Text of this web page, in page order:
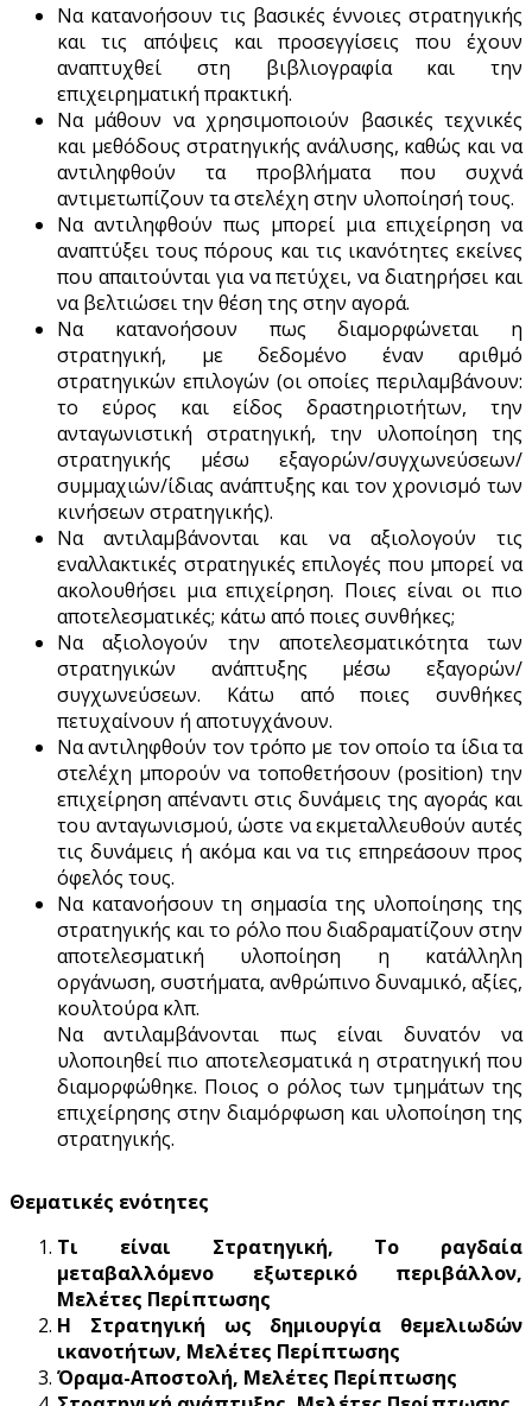
Να κατανοήσουν τις βασικές έννοιες στρατηγικής
και τις απόψεις και προσεγγίσεις που έχουν
αναπτυχθεί στη βιβλιογραφία και την
επιχειρηματική πρακτική.
Να μάθουν να χρησιμοποιούν βασικές τεχνικές
και μεθόδους στρατηγικής ανάλυσης, καθώς και να
αντιληφθούν τα προβλήματα που συχνά
αντιμετωπίζουν τα στελέχη στην υλοποίησή τους.
Να αντιληφθούν πως μπορεί μια επιχείρηση να
αναπτύξει τους πόρους και τις ικανότητες εκείνες
που απαιτούνται για να πετύχει, να διατηρήσει και
να βελτιώσει την θέση της στην αγορά.
Να κατανοήσουν πως διαμορφώνεται η
στρατηγική, με δεδομένο έναν αριθμό
στρατηγικών επιλογών (οι οποίες περιλαμβάνουν:
το εύρος και είδος δραστηριοτήτων, την
ανταγωνιστική στρατηγική, την υλοποίηση της
στρατηγικής μέσω εξαγορών/συγχωνεύσεων/
συμμαχιών/ίδιας ανάπτυξης και τον χρονισμό των
κινήσεων στρατηγικής).
Να αντιλαμβάνονται και να αξιολογούν τις
εναλλακτικές στρατηγικές επιλογές που μπορεί να
ακολουθήσει μια επιχείρηση. Ποιες είναι οι πιο
αποτελεσματικές; κάτω από ποιες συνθήκες;
Να αξιολογούν την αποτελεσματικότητα των
στρατηγικών ανάπτυξης μέσω εξαγορών/
συγχωνεύσεων. Κάτω από ποιες συνθήκες
πετυχαίνουν ή αποτυγχάνουν.
Να αντιληφθούν τον τρόπο με τον οποίο τα ίδια τα
στελέχη μπορούν να τοποθετήσουν (position) την
επιχείρηση απέναντι στις δυνάμεις της αγοράς και
του ανταγωνισμού, ώστε να εκμεταλλευθούν αυτές
τις δυνάμεις ή ακόμα και να τις επηρεάσουν προς
όφελός τους.
Να κατανοήσουν τη σημασία της υλοποίησης της
στρατηγικής και το ρόλο που διαδραματίζουν στην
αποτελεσματική υλοποίηση η κατάλληλη
οργάνωση, συστήματα, ανθρώπινο δυναμικό, αξίες,
κουλτούρα κλπ.
Να αντιλαμβάνονται πως είναι δυνατόν να
υλοποιηθεί πιο αποτελεσματικά η στρατηγική που
διαμορφώθηκε. Ποιος ο ρόλος των τμημάτων της
επιχείρησης στην διαμόρφωση και υλοποίηση της
στρατηγικής.
Θεματικές ενότητες
Τι είναι Στρατηγική, Το ραγδαία
μεταβαλλόμενο εξωτερικό περιβάλλον,
Μελέτες Περίπτωσης
Η Στρατηγική ως δημιουργία θεμελιωδών
ικανοτήτων, Μελέτες Περίπτωσης
Όραμα-Αποστολή, Μελέτες Περίπτωσης